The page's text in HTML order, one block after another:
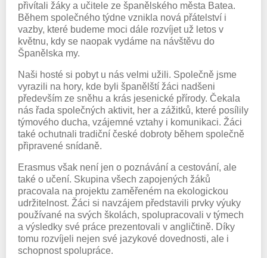
přivítali žáky a učitele ze španělského města Batea.
Během společného týdne vznikla nová přátelství i
vazby, které budeme moci dále rozvíjet už letos v
květnu, kdy se naopak vydáme na návštěvu do
Španělska my.
Naši hosté si pobyt u nás velmi užili. Společně jsme
vyrazili na hory, kde byli španělští žáci nadšeni
především ze sněhu a krás jesenické přírody. Čekala
nás řada společných aktivit, her a zážitků, které posílily
týmového ducha, vzájemné vztahy i komunikaci. Žáci
také ochutnali tradiční české dobroty během společně
připravené snídaně.
Erasmus však není jen o poznávání a cestování, ale
také o učení. Skupina všech zapojených žáků
pracovala na projektu zaměřeném na ekologickou
udržitelnost. Žáci si navzájem představili prvky výuky
používané na svých školách, spolupracovali v týmech
a výsledky své práce prezentovali v angličtině. Díky
tomu rozvíjeli nejen své jazykové dovednosti, ale i
schopnost spolupráce.